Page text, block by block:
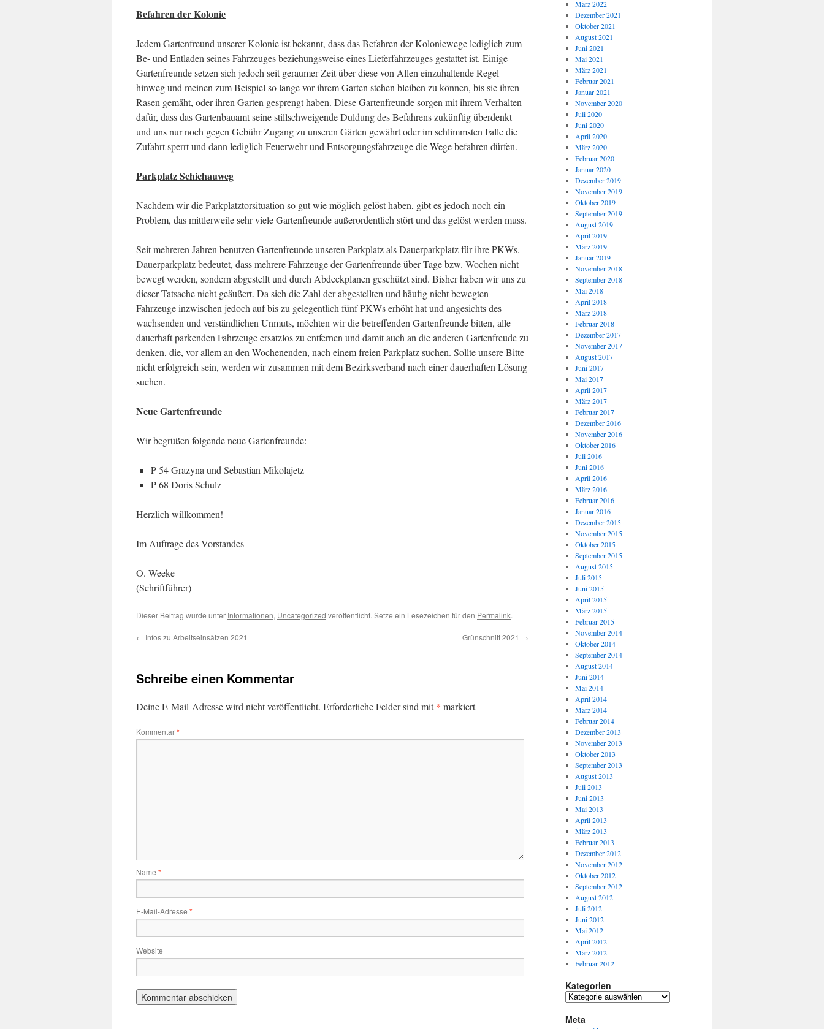
Befahren der Kolonie
Jedem Gartenfreund unserer Kolonie ist bekannt, dass das Befahren der Koloniewege lediglich zum
Be- und Entladen seines Fahrzeuges beziehungsweise eines Lieferfahrzeuges gestattet ist. Einige
Gartenfreunde setzen sich jedoch seit geraumer Zeit über diese von Allen einzuhaltende Regel
hinweg und meinen zum Beispiel so lange vor ihrem Garten stehen bleiben zu können, bis sie ihren
Rasen gemäht, oder ihren Garten gesprengt haben. Diese Gartenfreunde sorgen mit ihrem Verhalten
dafür, dass das Gartenbauamt seine stillschweigende Duldung des Befahrens zukünftig überdenkt
und uns nur noch gegen Gebühr Zugang zu unseren Gärten gewährt oder im schlimmsten Falle die
Zufahrt sperrt und dann lediglich Feuerwehr und Entsorgungsfahrzeuge die Wege befahren dürfen.
Parkplatz Schichauweg
Nachdem wir die Parkplatztorsituation so gut wie möglich gelöst haben, gibt es jedoch noch ein
Problem, das mittlerweile sehr viele Gartenfreunde außerordentlich stört und das gelöst werden muss.
Seit mehreren Jahren benutzen Gartenfreunde unseren Parkplatz als Dauerparkplatz für ihre PKWs.
Dauerparkplatz bedeutet, dass mehrere Fahrzeuge der Gartenfreunde über Tage bzw. Wochen nicht
bewegt werden, sondern abgestellt und durch Abdeckplanen geschützt sind. Bisher haben wir uns zu
dieser Tatsache nicht geäußert. Da sich die Zahl der abgestellten und häufig nicht bewegten
Fahrzeuge inzwischen jedoch auf bis zu gelegentlich fünf PKWs erhöht hat und angesichts des
wachsenden und verständlichen Unmuts, möchten wir die betreffenden Gartenfreunde bitten, alle
dauerhaft parkenden Fahrzeuge ersatzlos zu entfernen und damit auch an die anderen Gartenfreude zu
denken, die, vor allem an den Wochenenden, nach einem freien Parkplatz suchen. Sollte unsere Bitte
nicht erfolgreich sein, werden wir zusammen mit dem Bezirksverband nach einer dauerhaften Lösung
suchen.
Neue Gartenfreunde
Wir begrüßen folgende neue Gartenfreunde:
P 54 Grazyna und Sebastian Mikolajetz
P 68 Doris Schulz
Herzlich willkommen!
Im Auftrage des Vorstandes
O. Weeke
(Schriftführer)
Dieser Beitrag wurde unter Informationen, Uncategorized veröffentlicht. Setze ein Lesezeichen für den Permalink.
← Infos zu Arbeitseinsätzen 2021 Grünschnitt 2021 →
Schreibe einen Kommentar
Deine E-Mail-Adresse wird nicht veröffentlicht. Erforderliche Felder sind mit* markiert
Kommentar*
Name *
E-Mail-Adresse *
Website
März 2022
Dezember 2021
Oktober 2021
August 2021
Juni 2021
Mai 2021
März 2021
Februar 2021
Januar 2021
November 2020
Juli 2020
Juni 2020
April 2020
März 2020
Februar 2020
Januar 2020
Dezember 2019
November 2019
Oktober 2019
September 2019
August 2019
April 2019
März 2019
Januar 2019
November 2018
September 2018
Mai 2018
April 2018
März 2018
Februar 2018
Dezember 2017
November 2017
August 2017
Juni 2017
Mai 2017
April 2017
März 2017
Februar 2017
Dezember 2016
November 2016
Oktober 2016
Juli 2016
Juni 2016
April 2016
März 2016
Februar 2016
Januar 2016
Dezember 2015
November 2015
Oktober 2015
September 2015
August 2015
Juli 2015
Juni 2015
April 2015
März 2015
Februar 2015
November 2014
Oktober 2014
September 2014
August 2014
Juni 2014
Mai 2014
April 2014
März 2014
Februar 2014
Dezember 2013
November 2013
Oktober 2013
September 2013
August 2013
Juli 2013
Juni 2013
Mai 2013
April 2013
März 2013
Februar 2013
Dezember 2012
November 2012
Oktober 2012
September 2012
August 2012
Juli 2012
Juni 2012
Mai 2012
April 2012
März 2012
Februar 2012
Kategorien
Meta